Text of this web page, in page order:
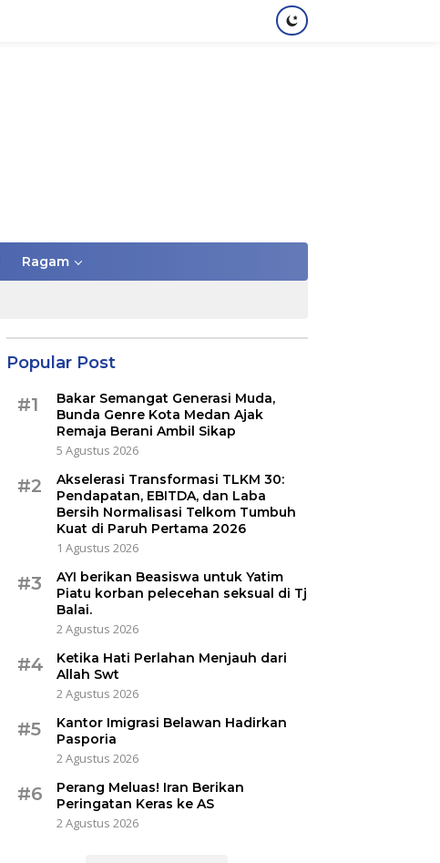
Ragam
Popular Post
#1
Bakar Semangat Generasi Muda,
Bunda Genre Kota Medan Ajak
Remaja Berani Ambil Sikap
5 Agustus 2026
#2
Akselerasi Transformasi TLKM 30:
Pendapatan, EBITDA, dan Laba
Bersih Normalisasi Telkom Tumbuh
Kuat di Paruh Pertama 2026
1 Agustus 2026
#3
AYI berikan Beasiswa untuk Yatim
Piatu korban pelecehan seksual di Tj
Balai.
2 Agustus 2026
#4
Ketika Hati Perlahan Menjauh dari
Allah Swt
2 Agustus 2026
#5
Kantor Imigrasi Belawan Hadirkan
Pasporia
2 Agustus 2026
#6
Perang Meluas! Iran Berikan
Peringatan Keras ke AS
2 Agustus 2026